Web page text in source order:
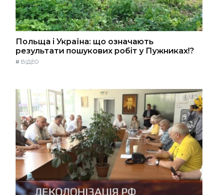
Польща і Україна: що означають
результати пошукових робіт у Пужниках!?
# ВІДЕО